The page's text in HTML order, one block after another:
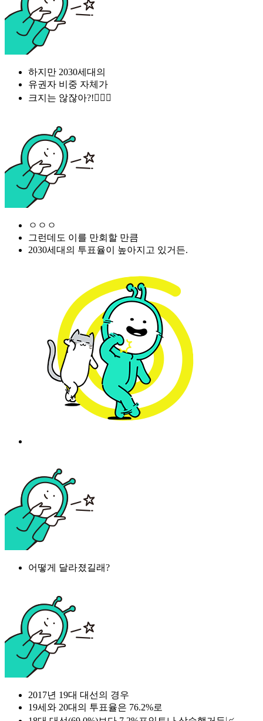
하지만 2030세대의
유권자 비중 자체가
크지는 않잖아?!🙅🏻‍♀
ㅇㅇㅇ
그런데도 이를 만회할 만큼
2030세대의 투표율이 높아지고 있거든.
어떻게 달라졌길래?
2017년 19대 대선의 경우
19세와 20대의 투표율은 76.2%로